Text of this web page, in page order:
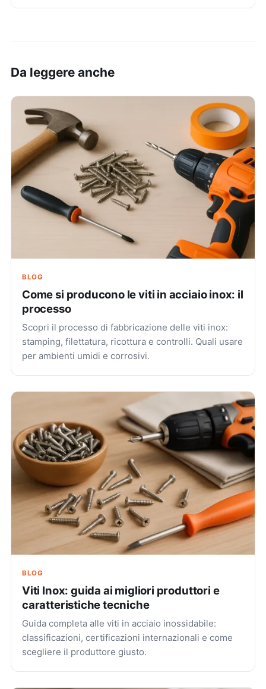
Da leggere anche
BLOG
Come si producono le viti in acciaio inox: il
processo
Scopri il processo di fabbricazione delle viti inox:
stamping, filettatura, ricottura e controlli. Quali usare
per ambienti umidi e corrosivi.
BLOG
Viti Inox: guida ai migliori produttori e
caratteristiche tecniche
Guida completa alle viti in acciaio inossidabile:
classificazioni, certificazioni internazionali e come
scegliere il produttore giusto.